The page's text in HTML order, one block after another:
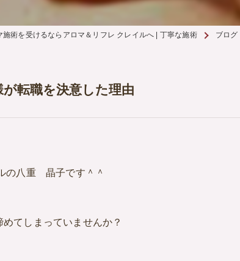
リンパドレナ
施術を受けるならアロマ＆リフレ クレイルへ | 丁寧な施術 ブログ
転職を決意した理由
の八重 晶子です＾＾
てしまっていませんか？